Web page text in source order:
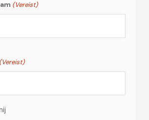
(Vereist)
(Vereist)